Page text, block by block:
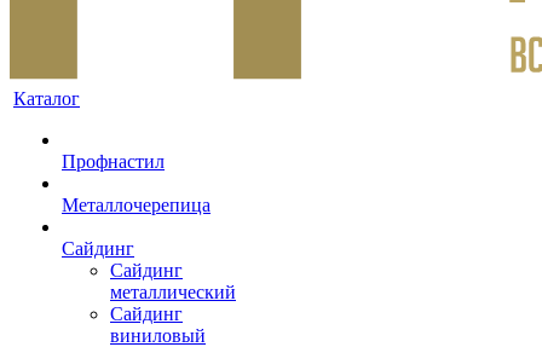
Каталог
Профнастил
Металлочерепица
Сайдинг
Сайдинг
металлический
Сайдинг
виниловый